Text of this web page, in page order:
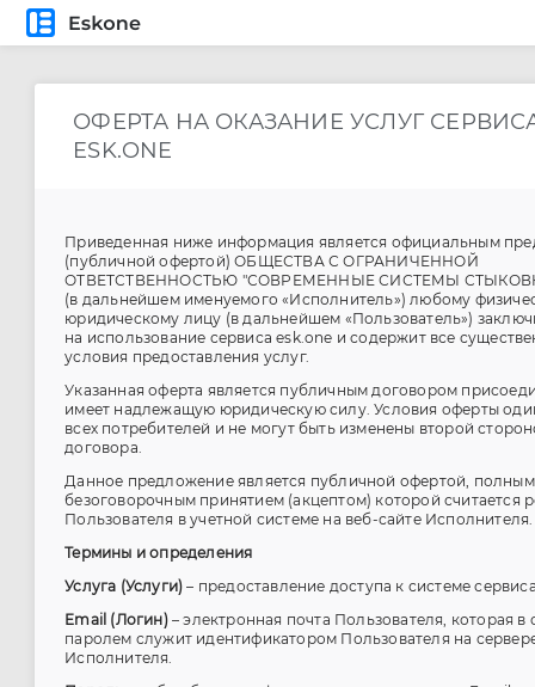
ОФЕРТА НА ОКАЗАНИЕ УСЛУГ
ESK.ONE
Приведенная ниже информация является официальным
(публичной офертой) ОБЩЕСТВА С ОГРАНИЧЕННОЙ
ОТВЕТСТВЕННОСТЬЮ "СОВРЕМЕННЫЕ СИСТЕМЫ
(в дальнейшем именуемого «Исполнитель») любому
юридическому лицу (в дальнейшем «Пользователь»)
на использование сервиса esk.one и содержит все
условия предоставления услуг.
Указанная оферта является публичным договором
имеет надлежащую юридическую силу. Условия оферты
всех потребителей и не могут быть изменены второй
договора.
Данное предложение является публичной офертой,
безоговорочным принятием (акцептом) которой считается
Пользователя в учетной системе на веб-сайте Исполнителя.
Термины и определения
Услуга (Услуги) – предоставление доступа к системе
Email (Логин)– электронная почта Пользователя, которая в
паролем служит идентификатором Пользователя на
Исполнителя.